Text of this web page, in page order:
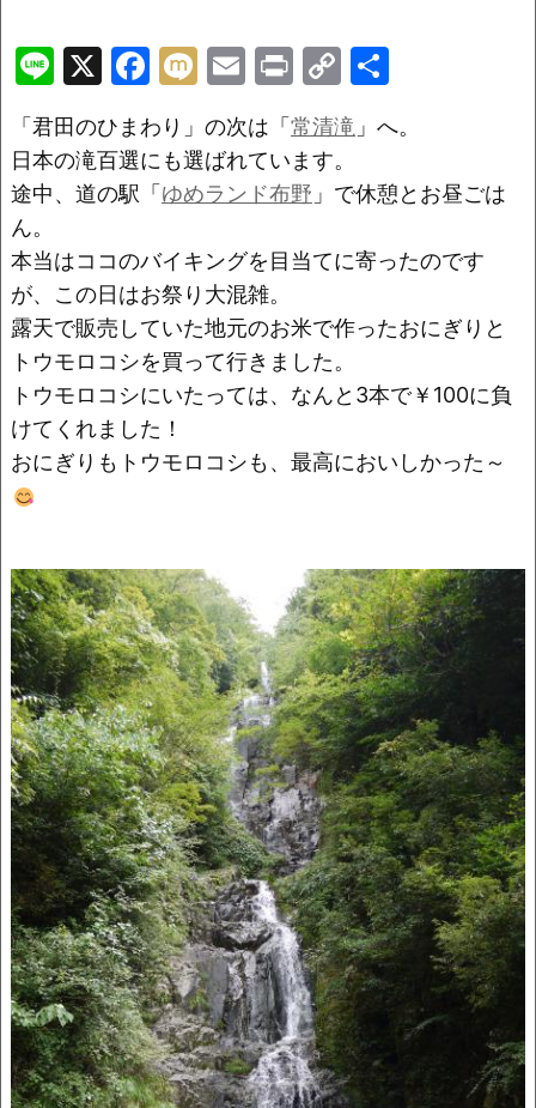
Li
e
X
F
c
e
b
o
o
k
M
i
E
ai
l
Pr
in
t
C
o
p
y
Li
n
「君田のひまわり」の次は「 常清滝 」へ。
日本の滝百選にも選ばれています。
途中、道の駅「 ゆめランド布野 」で休憩とお昼ごは
ん。
本当はココのバイキングを目当てに寄ったのです
が、この日はお祭り大混雑。
露天で販売していた地元のお米で作ったおにぎりと
トウモロコシを買って行きました。
トウモロコシにいたっては、なんと3本で￥100に負
けてくれました！
おにぎりもトウモロコシも、最高においしかった～